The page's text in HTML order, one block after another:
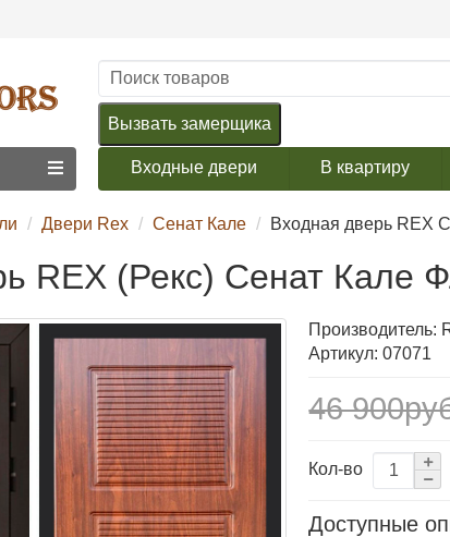
Вызвать замерщика
Входные двери В квартиру
Двери Rex Сенат Кале Входная дверь REX
REX (Рекс) Сенат Кале
Производитель:
Артикул: 07071
46
Кол-во
Доступные